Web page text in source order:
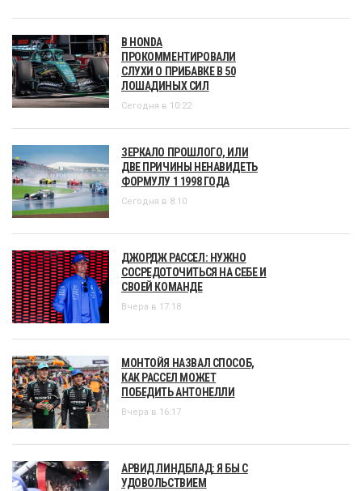
В HONDA
ПРОКОММЕНТИРОВАЛИ
СЛУХИ О ПРИБАВКЕ В 50
ЛОШАДИНЫХ СИЛ
Сегодня в 10:22
ЗЕРКАЛО ПРОШЛОГО, ИЛИ
ДВЕ ПРИЧИНЫ НЕНАВИДЕТЬ
ФОРМУЛУ 1 1998 ГОДА
Сегодня в 8:10
ДЖОРДЖ РАССЕЛ: НУЖНО
СОСРЕДОТОЧИТЬСЯ НА СЕБЕ И
СВОЕЙ КОМАНДЕ
Вчера в 17:18
МОНТОЙЯ НАЗВАЛ СПОСОБ,
КАК РАССЕЛ МОЖЕТ
ПОБЕДИТЬ АНТОНЕЛЛИ
Вчера в 16:17
АРВИД ЛИНДБЛАД: Я БЫ С
УДОВОЛЬСТВИЕМ